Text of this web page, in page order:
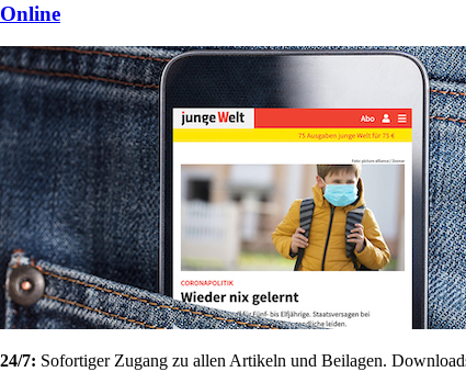
Online
24/7: Sofortiger Zugang zu allen Artikeln und Beilagen.